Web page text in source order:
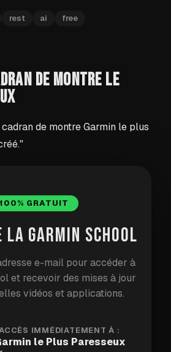
rest ai
free
DE MONTRE LE
de montre Garmin le plus
fitness sur la planète est
Elle affiche des anneaux rouges.
"Bougez !" sur l'écran.
la direction opposée.
fonctionne
le plus paresseux vous
inactivité :
100% GRATUIT
LA GARMIN SCHOOL
e-mail pour accéder à
et recevoir des mises à jour
vidéos et applications.
IMMÉDIATEMENT À :
le Plus Paresseux